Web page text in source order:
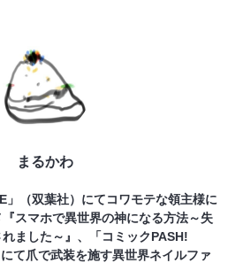
まるかわ
（双葉社）にてコワモテな領主様に
スマホで異世界の神になる方法～失
ました～』、「コミックPASH!
て爪で武装を施す異世界ネイルファ